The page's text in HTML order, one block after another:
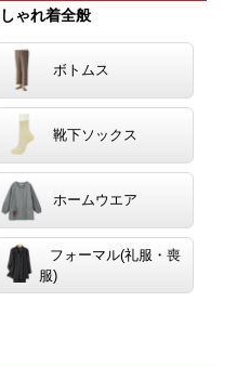
ゃれ着全般
ボトムス
靴下ソックス
ホームウエア
フォーマル(礼服・喪
服)